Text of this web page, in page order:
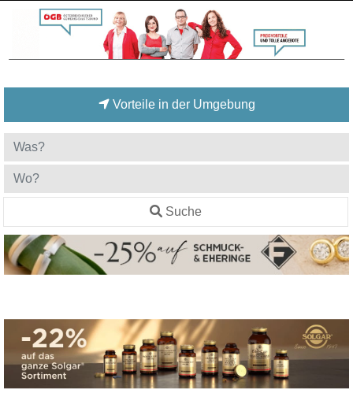
Vorteile in der Umgebung
Suche